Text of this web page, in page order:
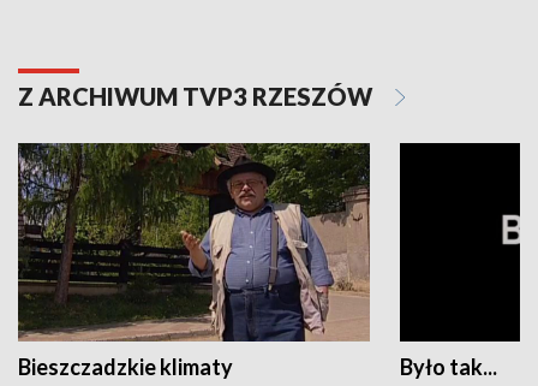
Z ARCHIWUM TVP3 RZESZÓW
Bieszczadzkie klimaty Było tak...